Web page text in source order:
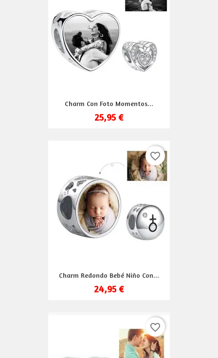
Charm Con Foto Momentos...
25,95 €
Charm Redondo Bebé Niño Con...
24,95 €
favorite_border
favorite_border